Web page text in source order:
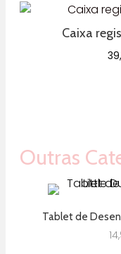
Caixa
Outras
Tablet de